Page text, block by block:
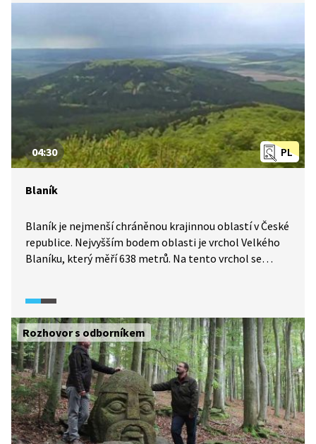
PL
04:30
Blaník
Blaník je nejmenší chráněnou krajinnou oblastí v České
republice. Nejvyšším bodem oblasti je vrchol Velkého
Blaníku, který měří 638 metrů. Na tento vrchol se
A vypravíme se i po bájných stopách blanických rytířů.
Rozhovor s odborníkem